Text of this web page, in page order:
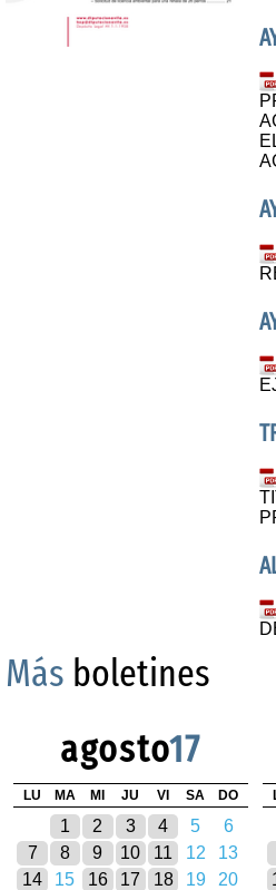
Más boletines
agosto17
LU MA MI JU VI SA DO
1 2 3 4 5
6
7
8 9 10 11 12
13
14
15 16 17 18 19
20